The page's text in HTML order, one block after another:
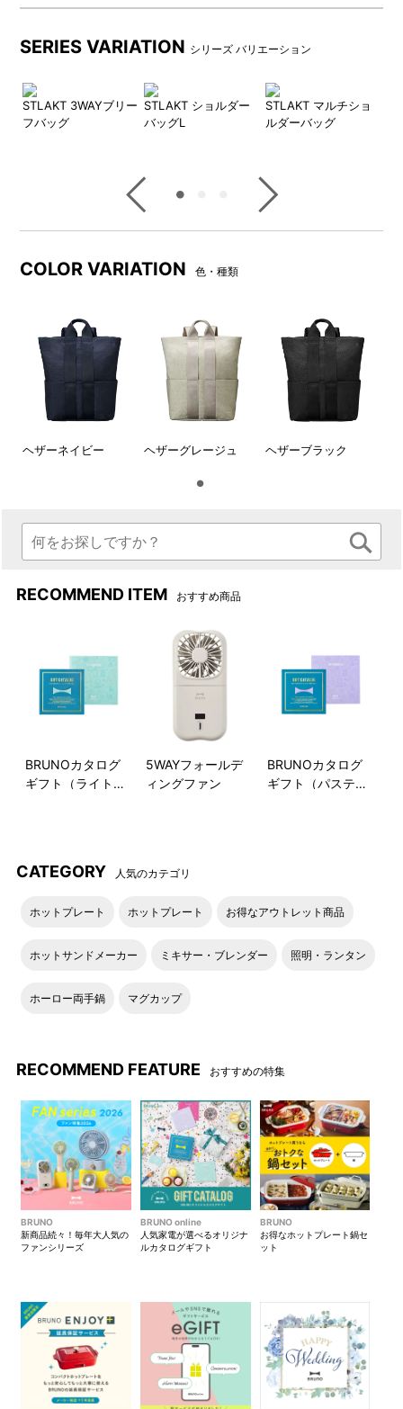
13インチのノートPCが収納で
ポケット
背面にはキャリーオン用のテ
SNAP PHOTOスナップ写真
＜モデル身長：163cm＞ ＜モデル身長：163cm＞
SERIES VARIATION シリーズ バリエーション
STLAKT 3WAYブリー
フバッグ
STLAKT ショルダー
バッグL
STLAKT マルチショ
ルダーバッグ
COLOR VARIATION 色・種類
ヘザーネイビー ヘザーグレージュ ヘザーブラック
RECOMMEND ITEM おすすめ商品
BRUNOカタログ
ギフト（ライトブ
5WAYフォールデ
ィングファン
BRUNOカタログ
ギフト（パステル
CATEGORY 人気のカテゴリ
ホットプレート ホットプレート お得なアウトレット商品
ホットサンドメーカー ミキサー・ブレンダー 照明・ランタン
ホーロー両手鍋 マグカップ
RECOMMEND FEATURE おすすめの特集
BRUNO
新商品続々！毎年大人気の
ファンシリーズ
BRUNO online
人気家電が選べるオリジナ
ルカタログギフト
BRUNO
お得なホットプレート鍋セ
ット